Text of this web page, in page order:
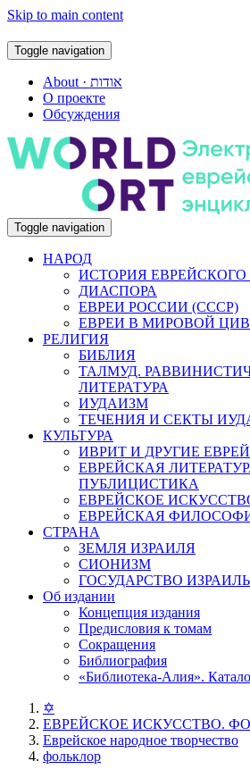
Skip to main content
Toggle navigation
About · אודות
О проекте
Обсуждения
Toggle navigation
НАРОД
ИСТОРИЯ ЕВРЕЙСКОГО
ДИАСПОРА
ЕВРЕИ РОССИИ (СССР)
ЕВРЕИ В МИРОВОЙ
РЕЛИГИЯ
БИБЛИЯ
ТАЛМУД.
ЛИТЕРАТУРА
ИУДАИЗМ
ТЕЧЕНИЯ И СЕКТЫ
КУЛЬТУРА
ИВРИТ И ДРУГИЕ
ЕВРЕЙСКАЯ
ПУБЛИЦИСТИКА
ЕВРЕЙСКОЕ
ЕВРЕЙСКАЯ
СТРАНА
ЗЕМЛЯ ИЗРАИЛЯ
СИОНИЗМ
ГОСУДАРСТВО ИЗРАИЛЬ
Об издании
Концепция издания
Предисловия к томам
Сокращения
Библиография
«Библиотека-Алия».
✡
ЕВРЕЙСКОЕ ИСКУССТВО.
Еврейское народное творчество
фольклор